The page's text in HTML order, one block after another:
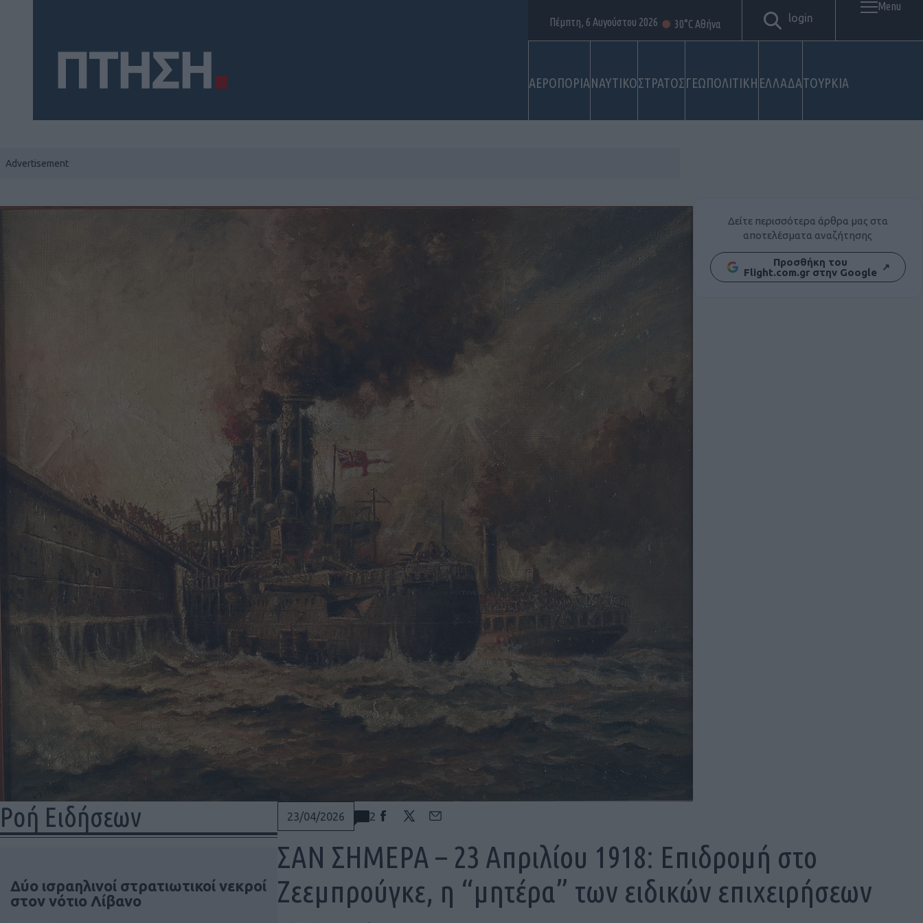
ΑΕΡΟΠΟΡΙΑΝΑΥΤΙΚΟΣΤΡΑΤΟΣΓΕΩΠΟΛΙΤΙΚΗ ΕΛΛΑΔΑΤΟΥΡΚΙΑ
Πέμπτη, 6 Αυγούστου 2026 30°C Αθήνα login
Menu
Ροή Ειδήσεων
Δύο ισραηλινοί στρατιωτικοί νεκροί
στον νότιο Λίβανο
Δείτε περισσότερα άρθρα μας στα
αποτελέσματα αναζήτησης
Προσθήκη του
Flight.com.gr στην Google ↗
23/04/2026 2
ΣΑΝ ΣΗΜΕΡΑ – 23 Απριλίου 1918: Επιδρομή στο
Ζεεμπρούγκε, η “μητέρα” των ειδικών επιχειρήσεων